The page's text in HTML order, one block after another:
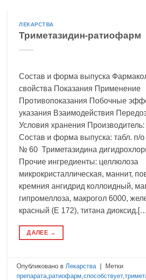
ЛЕКАРСТВА
Триметазидин-ратиофарм
Состав и форма выпуска
свойства Показания Применение
Противопоказания Побочные
указания Взаимодействия
Условия хранения
Состав и форма выпуска: табл. п/
№ 60 Триметазидина
Прочие ингредиенты: целлюлоза
микрокристаллическая, маннит,
кремния ангидрид коллоидный,
гипромеллоза, макрогол 6000,
красный (Е 172), титана
ДАЛЕЕ →
Опубликовано в Лекарства | Метки
препарата ,ратиофарм ,способствует,